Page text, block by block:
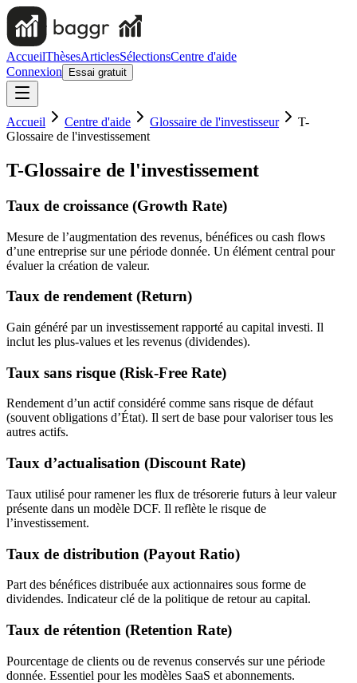
AccueilThèsesArticlesSélectionsCentre d'aide
Connexion
Essai gratuit
Accueil Centre d'aide Glossaire de l'investisseur
T-
Glossaire de l'investissement
T-Glossaire de l'investissement
Taux de croissance (Growth Rate)
Mesure de l’augmentation des revenus, bénéfices ou cash flows
d’une entreprise sur une période donnée. Un élément central pour
évaluer la création de valeur.
Taux de rendement (Return)
Gain généré par un investissement rapporté au capital investi. Il
inclut les plus-values et les revenus (dividendes).
Taux sans risque (Risk-Free Rate)
Rendement d’un actif considéré comme sans risque de défaut
(souvent obligations d’État). Il sert de base pour valoriser tous les
autres actifs.
Taux d’actualisation (Discount Rate)
Taux utilisé pour ramener les flux de trésorerie futurs à leur valeur
présente dans un modèle DCF. Il reflète le risque de
l’investissement.
Taux de distribution (Payout Ratio)
Part des bénéfices distribuée aux actionnaires sous forme de
dividendes. Indicateur clé de la politique de retour au capital.
Taux de rétention (Retention Rate)
Pourcentage de clients ou de revenus conservés sur une période
donnée. Essentiel pour les modèles SaaS et abonnements.